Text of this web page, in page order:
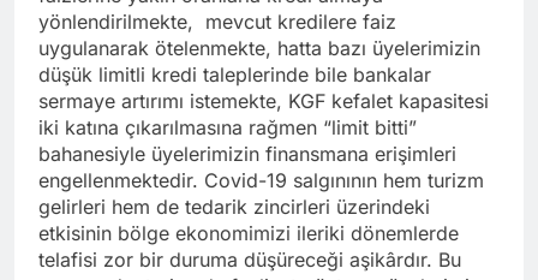
yönlendirilmekte, mevcut kredilere faiz
uygulanarak ötelenmekte, hatta bazı üyelerimizin
düşük limitli kredi taleplerinde bile bankalar
sermaye artırımı istemekte, KGF kefalet kapasitesi
iki katına çıkarılmasına rağmen “limit bitti”
bahanesiyle üyelerimizin finansmana erişimleri
engellenmektedir. Covid-19 salgınının hem turizm
gelirleri hem de tedarik zincirleri üzerindeki
etkisinin bölge ekonomimizi ileriki dönemlerde
telafisi zor bir duruma düşüreceği aşikârdır. Bu